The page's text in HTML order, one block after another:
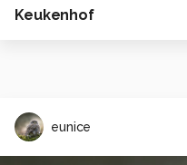
Keukenhof
eunice